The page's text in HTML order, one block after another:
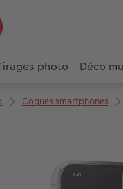
photo Déco
Coques smartphones